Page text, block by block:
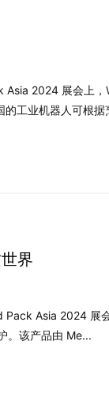
2024 展会上
工业机器人可根
界
Asia 2024 展
。该产品由 Me...